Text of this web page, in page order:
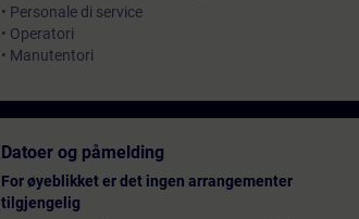
• Personale di service
• Operatori
• Manutentori
Datoer og påmelding
For øyeblikket er det ingen arrangementer
tilgjengelig